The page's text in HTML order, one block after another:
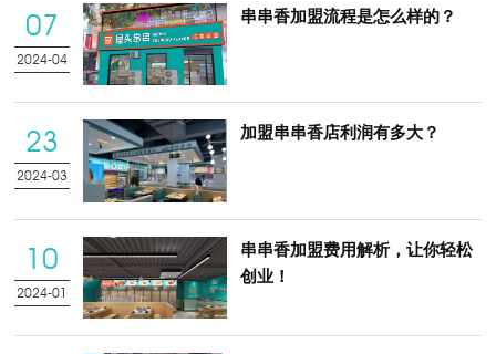
07
2024-04
串串香加盟流程是怎么样的？
23
2024-03
加盟串串香店利润有多大？
10
2024-01
串串香加盟费用解析，让你轻松
创业！